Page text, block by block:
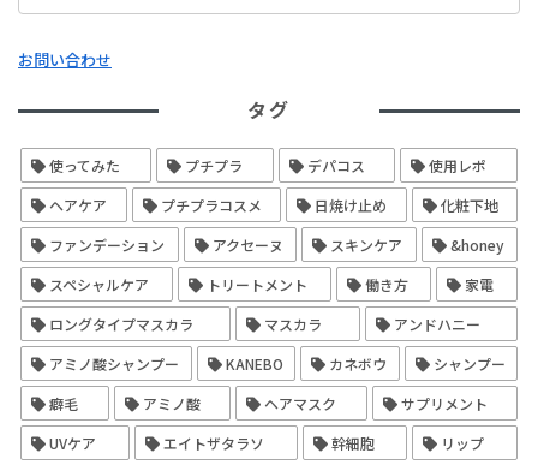
お問い合わせ
タグ
使ってみた プチプラ デパコス
使用レポ
ヘアケア
プチプラコスメ 日焼け止め
化粧下地
ファンデーション
アクセーヌ スキンケア
&honey
スペシャルケア
トリートメント 働き方
家電
ロングタイプマスカラ
マスカラ
アンドハニー
アミノ酸シャンプー
KANEBO カネボウ
シャンプー
癖毛
アミノ酸 ヘアマスク
サプリメント
UVケア
エイトザタラソ 幹細胞
リップ